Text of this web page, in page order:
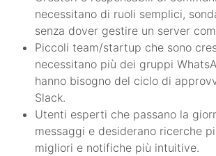
necessitano di ruoli semplici,
senza dover gestire un server
Piccoli team/startup che sono
necessitano più dei gruppi
hanno bisogno del ciclo di
Slack.
Utenti esperti che passano la
messaggi e desiderano ricerche
migliori e notifiche più intuitive.